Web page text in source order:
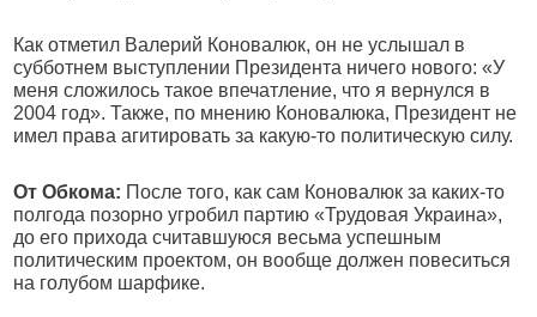
Как отметил Валерий Коновалюк, он не услышал в
субботнем выступлении Президента ничего нового: «У
меня сложилось такое впечатление, что я вернулся в
2004 год». Также, по мнению Коновалюка, Президент не
имел права агитировать за какую-то политическую силу.
От Обкома: После того, как сам Коновалюк за каких-то
полгода позорно угробил партию «Трудовая Украина»,
до его прихода считавшуюся весьма успешным
политическим проектом, он вообще должен повеситься
на голубом шарфике.